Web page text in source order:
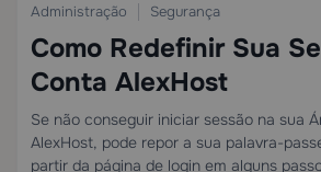
Administração Segurança
Como Redefinir Sua
Conta AlexHost
Se não conseguir iniciar sessão na sua
AlexHost, pode repor a sua palavra-
partir da página de login em alguns